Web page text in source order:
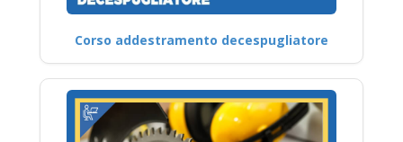
Corso addestramento decespugliatore